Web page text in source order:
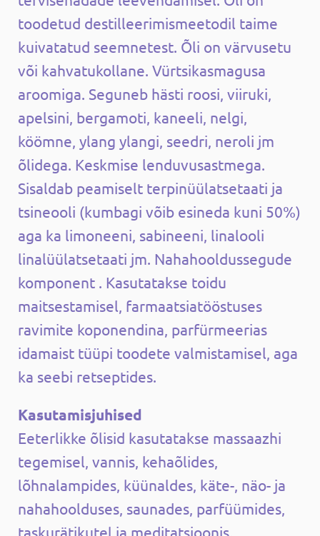
toodetud destilleerimismeetodil taime
kuivatatud seemnetest. Õli on värvusetu
või kahvatukollane. Vürtsikasmagusa
aroomiga. Seguneb hästi roosi, viiruki,
apelsini, bergamoti, kaneeli, nelgi,
köömne, ylang ylangi, seedri, neroli jm
õlidega. Keskmise lenduvusastmega.
Sisaldab peamiselt terpinüülatsetaati ja
tsineooli (kumbagi võib esineda kuni 50%)
aga ka limoneeni, sabineeni, linalooli
linalüülatsetaati jm. Nahahooldussegude
komponent . Kasutatakse toidu
maitsestamisel, farmaatsiatööstuses
ravimite koponendina, parfürmeerias
idamaist tüüpi toodete valmistamisel, aga
ka seebi retseptides.
Kasutamisjuhised
Eeterlikke õlisid kasutatakse massaazhi
tegemisel, vannis, kehaõlides,
lõhnalampides, küünaldes, käte-, näo- ja
nahahoolduses, saunades, parfüümides,
taskurätikutel ja meditatsioonis.